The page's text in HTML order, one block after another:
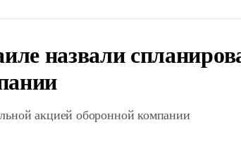
назвали
акцией оборонной компании